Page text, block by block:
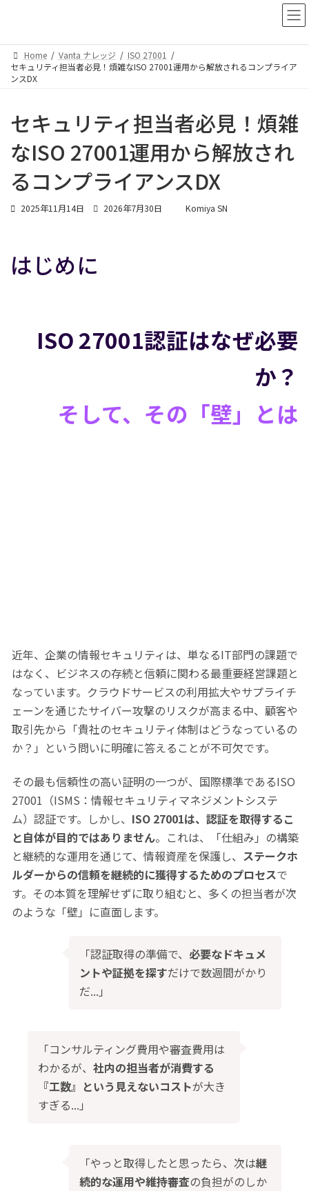
Home Vanta ナレッジ
ISO 27001
セキュリティ担当者必見！煩雑なISO 27001運用から解放されるコンプライア
ンスDX
セキュリティ担当者必見！煩雑
なISO 27001運用から解放され
るコンプライアンスDX
2025年11月14日
最
2026年7月30日 Komiya SN
はじめに
ISO 27001認証はなぜ必要
か？
そして、その「壁」とは
近年、企業の情報セキュリティは、単なるIT部門の課題で
はなく、ビジネスの存続と信頼に関わる最重要経営課題と
なっています。クラウドサービスの利用拡大やサプライチ
ェーンを通じたサイバー攻撃のリスクが高まる中、顧客や
取引先から「貴社のセキュリティ体制はどうなっているの
か？」という問いに明確に答えることが不可欠です。
その最も信頼性の高い証明の一つが、国際標準であるISO
27001（ISMS：情報セキュリティマネジメントシステ
ム）認証です。しかし、 ISO 27001は、認証を取得するこ
と自体が目的ではありません。これは、「仕組み」の構築
と継続的な運用を通じて、情報資産を保護し、 ステークホ
ルダーからの信頼を継続的に獲得するためのプロセスで
す。その本質を理解せずに取り組むと、多くの担当者が次
のような「壁」に直面します。
「認証取得の準備で、 必要なドキュメ
ントや証拠を探すだけで数週間がかり
だ...」
「コンサルティング費用や審査費用は
わかるが、 社内の担当者が消費する
『工数』という見えないコストが大き
すぎる...」
「やっと取得したと思ったら、次は継
続的な運用や維持審査の負担がのしか